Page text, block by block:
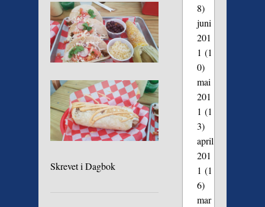
Skrevet i Dagbok
8)
juni
201
1 (1
0)
mai
201
1 (1
3)
april
201
1 (1
6)
mar